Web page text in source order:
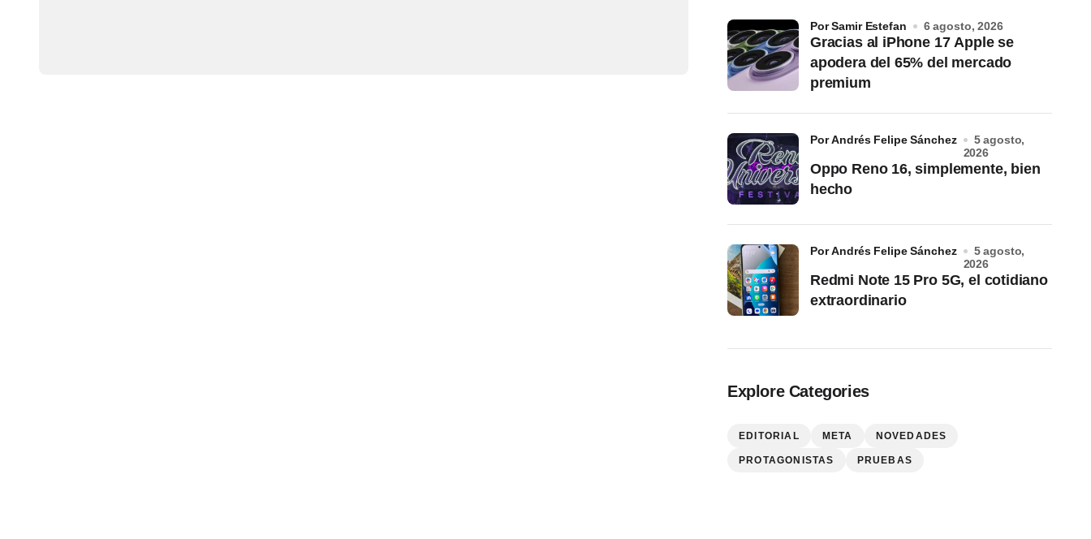
Gracias al iPhone 17 Apple se
apodera del 65% del mercado
premium
por Samir Estefan 6 agosto, 2026
Oppo Reno 16, simplemente, bien
hecho
por Andrés Felipe Sánchez
5 agosto,
2026
Redmi Note 15 Pro 5G, el cotidiano
extraordinario
por Andrés Felipe Sánchez
5 agosto,
2026
Explore Categories
EDITORIAL META NOVEDADES
PROTAGONISTAS PRUEBAS